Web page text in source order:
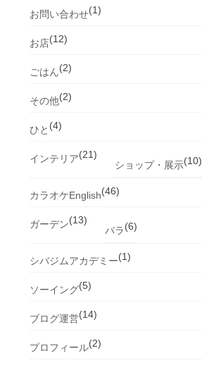
お問い合わせ(1)
お店(12)
ごはん(2)
その他(2)
ひと (4)
インテリア(21)
ショップ・展示(10)
カラオケEnglish(46)
ガーデン(13)
バラ(6)
シバジムアカデミー(1)
ソーイング(5)
ブログ運営(14)
プロフィール(2)